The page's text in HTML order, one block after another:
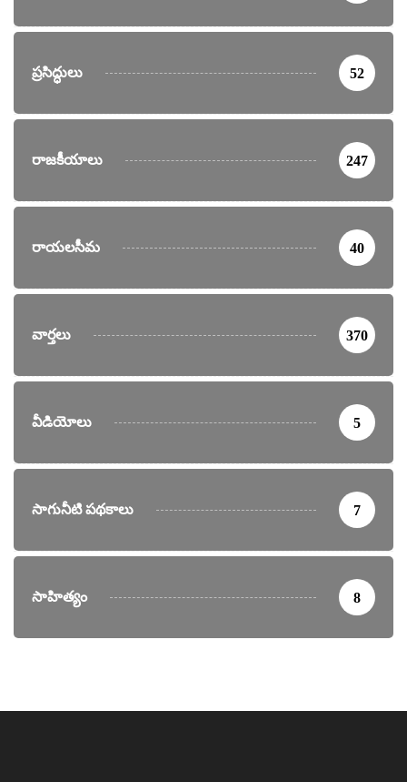
ప్రసిద్ధులు 52
రాజకీయాలు 247
రాయలసీమ 40
వార్తలు 370
వీడియోలు 5
సాగునీటి పథకాలు 7
సాహిత్యం 8